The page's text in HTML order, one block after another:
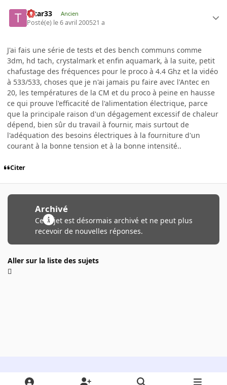
tatar33 Ancien
Posté(e) le 6 avril 200521 a
J'ai fais une série de tests et des bench communs comme
3dm, hd tach, crystalmark et enfin aquamark, à la suite, petit
chafustage des fréquences pour le proco à 4.4 Ghz et la vidéo
à 533/533, choses que je n'ai jamais pu faire avec l'Antec en
20, les températures de la CM et du proco à peine en hausse
ce qui prouve l'efficacité de l'alimentation électrique, parce
que la principale raison d'un dégagement excessif de chaleur
dépend, bien sûr du travail à fournir, mais surtout de
l'adéquation des besoins électriques à la fourniture d'un
courant à la bonne tension et à la bonne intensité..
Citer
Archivé
Ce sujet est désormais archivé et ne peut plus
recevoir de nouvelles réponses.
Aller sur la liste des sujets